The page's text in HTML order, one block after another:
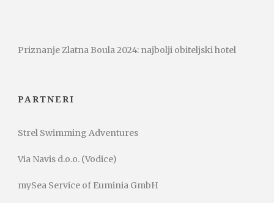
Priznanje Zlatna Boula 2024: najbolji obiteljski hotel
PARTNERI
Strel Swimming Adventures
Via Navis d.o.o. (Vodice)
mySea Service of Euminia GmbH